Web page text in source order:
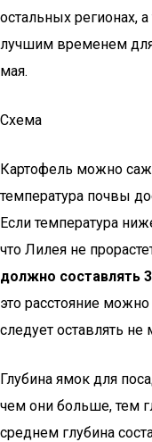
остальных регионах,
лучшим временем для
мая.
Схема
Картофель можно
температура почвы
Если температура
что Лилея не
должно составлять
это расстояние
следует оставлять не
Глубина ямок для
чем они больше, тем
среднем глубина